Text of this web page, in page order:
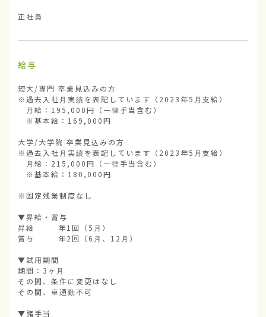
正社員
給与
短大/専門 卒業見込みの方
※過去入社月実績を表記しています（2023年5月支給）
月給：195,000円（一律手当含む）
※基本給：169,000円
大学/大学院 卒業見込みの方
※過去入社月実績を表記しています（2023年5月支給）
月給：215,000円（一律手当含む）
※基本給：180,000円
※固定残業制度なし
▼昇給・賞与
昇給        年1回（5月）
賞与        年2回（6月、12月）
▼試用期間
期間：3ヶ月
その間、条件に変更はなし
その間、車通勤不可
▼諸手当